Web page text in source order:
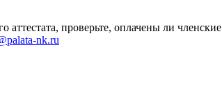
проверьте, оплачены ли
nk.ru